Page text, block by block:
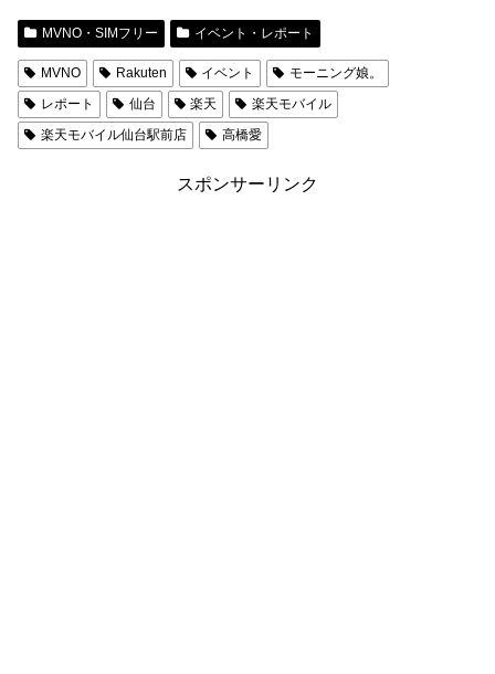
MVNO・SIMフリー イベント・レポート
MVNO Rakuten イベント
モーニング娘。
レポート
仙台 楽天
楽天モバイル
楽天モバイル仙台駅前店
高橋愛
スポンサーリンク